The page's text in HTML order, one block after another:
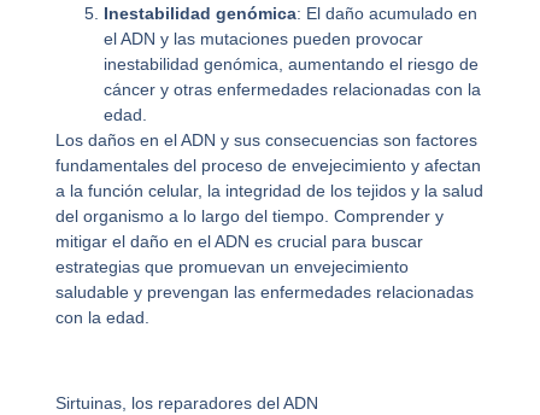
Inestabilidad genómica: El daño acumulado en
el ADN y las mutaciones pueden provocar
inestabilidad genómica, aumentando el riesgo de
cáncer y otras enfermedades relacionadas con la
edad.
Los daños en el ADN y sus consecuencias son factores
fundamentales del proceso de envejecimiento y afectan
a la función celular, la integridad de los tejidos y la salud
del organismo a lo largo del tiempo. Comprender y
mitigar el daño en el ADN es crucial para buscar
estrategias que promuevan un envejecimiento
saludable y prevengan las enfermedades relacionadas
con la edad.
Sirtuinas, los reparadores del ADN